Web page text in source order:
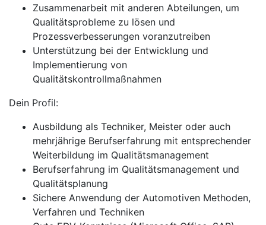
Zusammenarbeit mit anderen Abteilungen, um
Qualitätsprobleme zu lösen und
Prozessverbesserungen voranzutreiben
Unterstützung bei der Entwicklung und
Implementierung von
Qualitätskontrollmaßnahmen
Dein Profil:
Ausbildung als Techniker, Meister oder auch
mehrjährige Berufserfahrung mit entsprechender
Weiterbildung im Qualitätsmanagement
Berufserfahrung im Qualitätsmanagement und
Qualitätsplanung
Sichere Anwendung der Automotiven Methoden,
Verfahren und Techniken